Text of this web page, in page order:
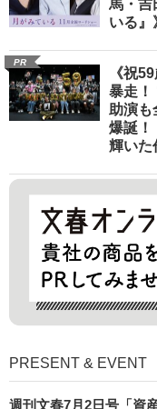
馬・吉
いる』
PR
《祝
暴走！
助演も
爆誕！
輝いた
PRESENT & EVENT
週刊文春7月2日号「資